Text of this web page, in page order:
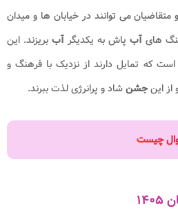
متقاضیان می توانند در خیابان ها و میدان
های آب پاش به یکدیگر آب بریزند. این
که تمایل دارند از نزدیک با فرهنگ و
از اینجشنشاد و پرانرژی لذت ببرند.
چیست